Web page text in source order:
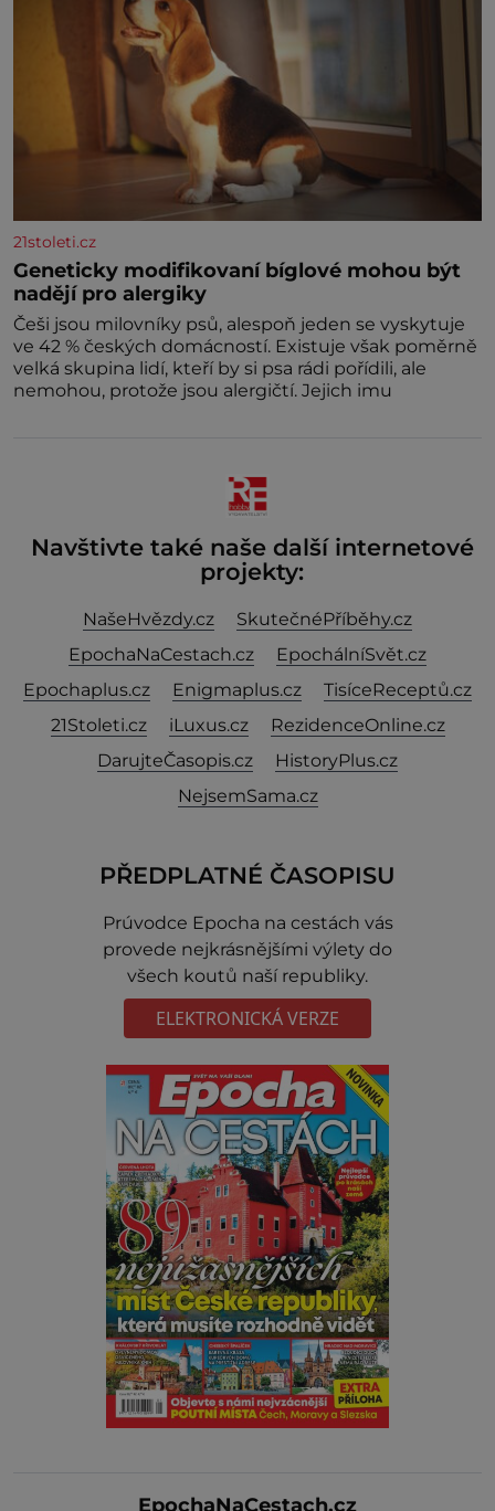
21stoleti.cz
Geneticky modifikovaní bíglové mohou být
nadějí pro alergiky
Češi jsou milovníky psů, alespoň jeden se vyskytuje
ve 42 % českých domácností. Existuje však poměrně
velká skupina lidí, kteří by si psa rádi pořídili, ale
nemohou, protože jsou alergičtí. Jejich imu
Navštivte také naše další internetové
projekty:
NašeHvězdy.cz
SkutečnéPříběhy.cz
EpochaNaCestach.cz
EpochálníSvět.cz
Epochaplus.cz
Enigmaplus.cz
TisíceReceptů.cz
21Stoleti.cz
iLuxus.cz
RezidenceOnline.cz
DarujteČasopis.cz
HistoryPlus.cz
NejsemSama.cz
PŘEDPLATNÉ ČASOPISU
Prúvodce Epocha na cestách vás
provede nejkrásnějšími výlety do
všech koutů naší republiky.
ELEKTRONICKÁ VERZE
EpochaNaCestach.cz